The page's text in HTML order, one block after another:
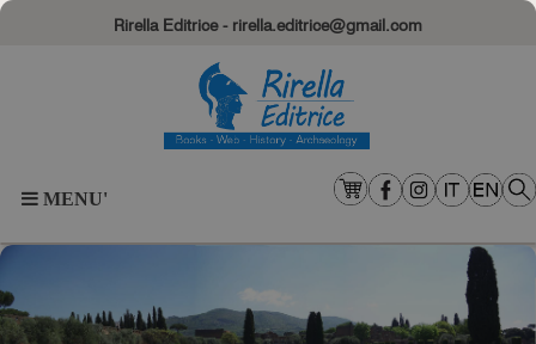
Rirella Editrice - rirella.editrice@gmail.com
MENU'